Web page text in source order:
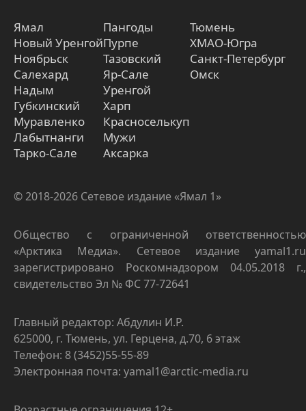
Ямал
Новый Уренгой
Ноябрьск
Салехард
Надым
Губкинский
Муравленко
Лабытнанги
Тарко-Сале
Пангоды
Пурпе
Тазовский
Яр-Сале
Уренгой
Харп
Красноселькуп
Мужи
Аксарка
Тюмень
ХМАО-Югра
Санкт-Петербург
Омск
© 2018-2026 Сетевое издание «Ямал 1»
Общество с ограниченной ответственностью
«Арктика Медиа». Сетевое издание yamal1.ru
зарегистрировано Роскомнадзором 04.05.2018 г.,
свидетельство Эл № ФС 77-72641
Главный редактор: Абдулин И.Р.
625000, г. Тюмень, ул. Герцена, д.70, 6 этаж
Телефон: 8 (3452)55-55-89
Электронная почта: yamal1@arctic-media.ru